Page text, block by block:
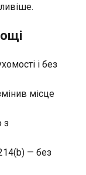
і без
місце
з
— без